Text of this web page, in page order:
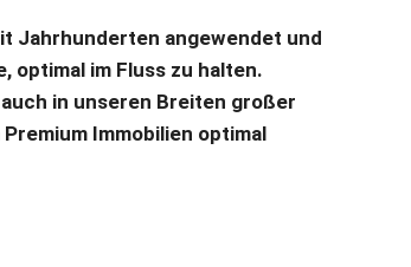
Jahrhunderten angewendet und
optimal im Fluss zu halten.
in unseren Breiten großer
Immobilien optimal